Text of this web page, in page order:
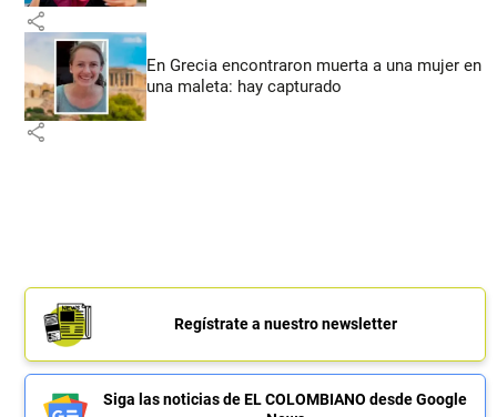
share
En Grecia encontraron muerta a una mujer en
una maleta: hay capturado
share
Regístrate a nuestro newsletter
Siga las noticias de EL COLOMBIANO desde Google